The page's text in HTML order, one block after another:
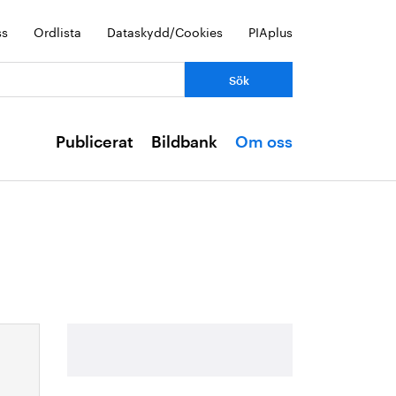
Ordlista Dataskydd/Cookies PIAplus
Publicerat Bildbank Om oss